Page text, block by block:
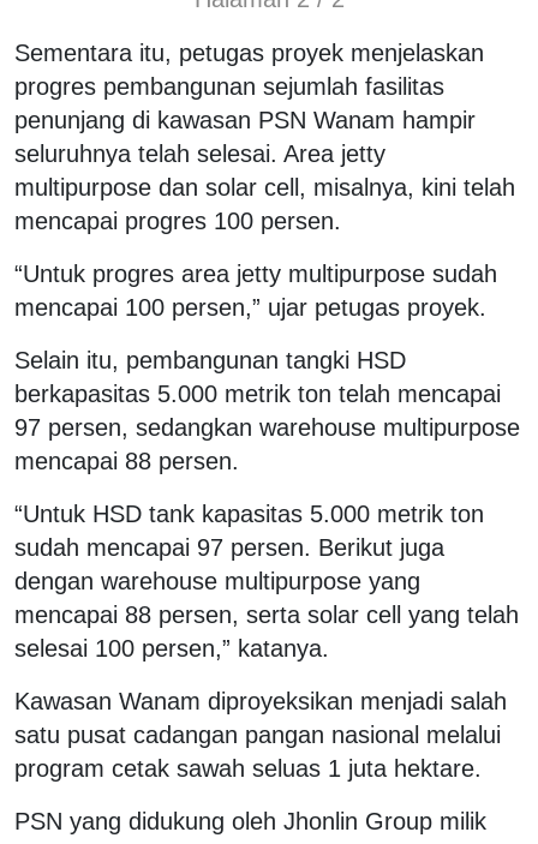
Sementara itu, petugas proyek menjelaskan
progres pembangunan sejumlah fasilitas
penunjang di kawasan PSN Wanam hampir
seluruhnya telah selesai. Area jetty
multipurpose dan solar cell, misalnya, kini telah
mencapai progres 100 persen.
“Untuk progres area jetty multipurpose sudah
mencapai 100 persen,” ujar petugas proyek.
Selain itu, pembangunan tangki HSD
berkapasitas 5.000 metrik ton telah mencapai
97 persen, sedangkan warehouse multipurpose
mencapai 88 persen.
“Untuk HSD tank kapasitas 5.000 metrik ton
sudah mencapai 97 persen. Berikut juga
dengan warehouse multipurpose yang
mencapai 88 persen, serta solar cell yang telah
selesai 100 persen,” katanya.
Kawasan Wanam diproyeksikan menjadi salah
satu pusat cadangan pangan nasional melalui
program cetak sawah seluas 1 juta hektare.
PSN yang didukung oleh Jhonlin Group milik